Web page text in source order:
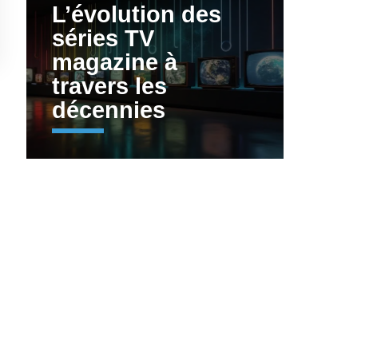
L’évolution des
séries TV
magazine à
travers les
décennies